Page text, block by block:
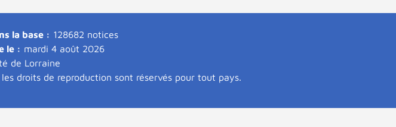
la base : 128682 notices
le : mardi 4 août 2026
de Lorraine
droits de reproduction sont réservés pour tout pays.